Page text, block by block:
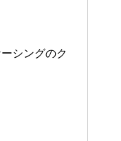
シングのク